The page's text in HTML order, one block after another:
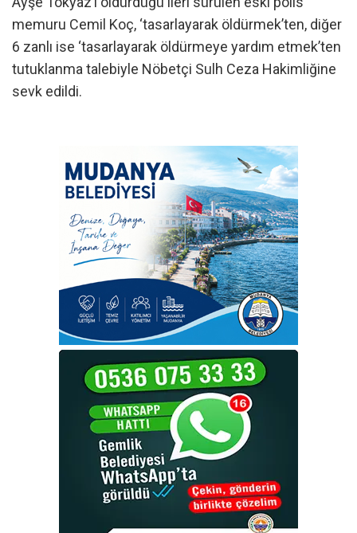
memuru Cemil Koç, ‘tasarlayarak öldürmek’ten, diğer
6 zanlı ise ‘tasarlayarak öldürmeye yardım etmek’ten
tutuklanma talebiyle Nöbetçi Sulh Ceza Hakimliğine
sevk edildi.